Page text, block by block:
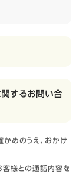
関するお問い合
めのうえ、おかけ
客様との通話内容を